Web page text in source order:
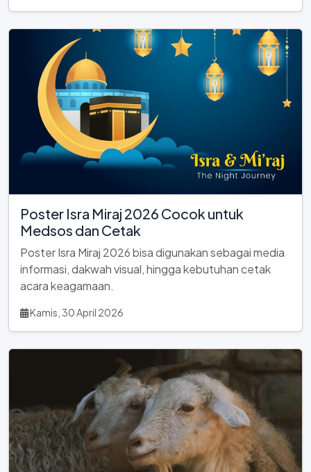
Poster Isra Miraj 2026 Cocok untuk
Medsos dan Cetak
Poster Isra Miraj 2026 bisa digunakan sebagai media
informasi, dakwah visual, hingga kebutuhan cetak
acara keagamaan.
Kamis, 30 April 2026